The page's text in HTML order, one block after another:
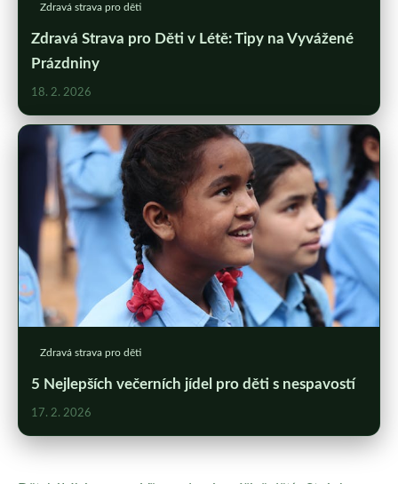
Zdravá strava pro děti
Zdravá Strava pro Děti v Létě: Tipy na Vyvážené
Prázdniny
18. 2. 2026
Zdravá strava pro děti
5 Nejlepších večerních jídel pro děti s nespavostí
17. 2. 2026